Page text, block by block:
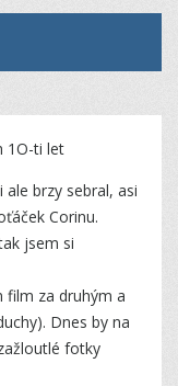
1O-ti let
brzy sebral, asi
Corinu.
jsem si
film za druhým a
Dnes by na
fotky